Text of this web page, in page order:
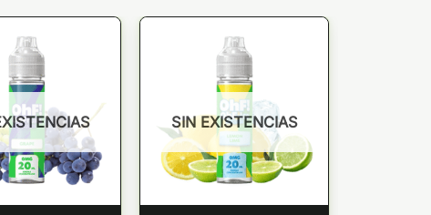
SIN EXISTENCIAS